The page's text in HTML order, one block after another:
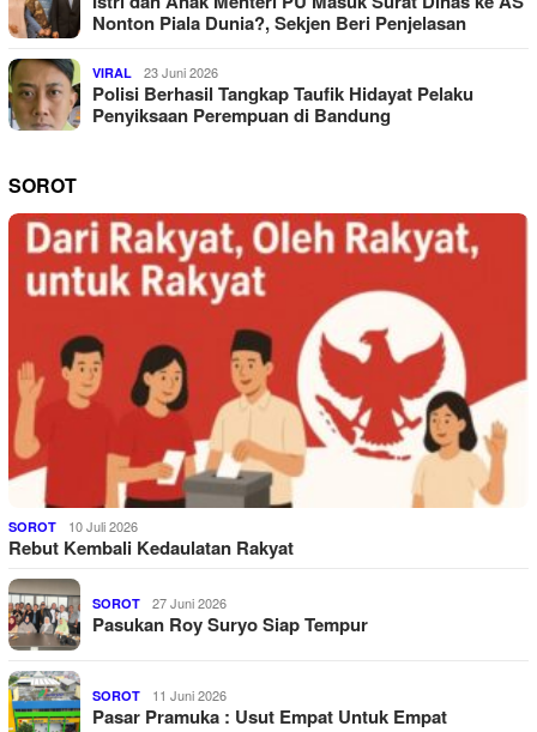
Nonton Piala Dunia?, Sekjen Beri Penjelasan
VIRAL 23 Juni 2026
Polisi Berhasil Tangkap Taufik Hidayat Pelaku
Penyiksaan Perempuan di Bandung
SOROT
SOROT 10 Juli 2026
Rebut Kembali Kedaulatan Rakyat
SOROT 27 Juni 2026
Pasukan Roy Suryo Siap Tempur
SOROT 11 Juni 2026
Pasar Pramuka : Usut Empat Untuk Empat